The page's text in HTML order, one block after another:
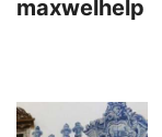
maxwelhelp